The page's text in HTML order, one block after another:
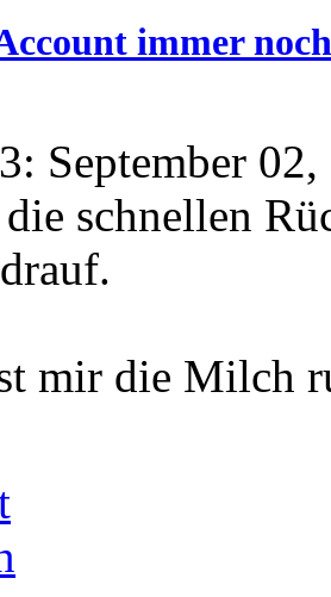
immer
September
schnellen
mir die Milch